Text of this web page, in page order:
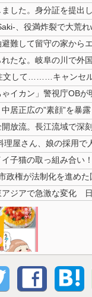
、役満炸裂で大荒れ
居正広の”素顔”を暴露
放流。長江流域で深
理屋さん、娘の採用で
子猫の取っ組み合い！
ジアで急激な変化 日